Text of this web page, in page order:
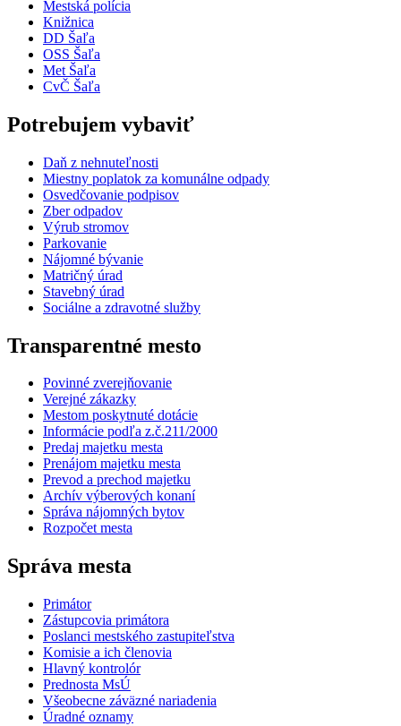
Mestská polícia
Knižnica
DD Šaľa
OSS Šaľa
Met Šaľa
CvČ Šaľa
Potrebujem vybaviť
Daň z nehnuteľnosti
Miestny poplatok za komunálne odpady
Osvedčovanie podpisov
Zber odpadov
Výrub stromov
Parkovanie
Nájomné bývanie
Matričný úrad
Stavebný úrad
Sociálne a zdravotné služby
Transparentné mesto
Povinné zverejňovanie
Verejné zákazky
Mestom poskytnuté dotácie
Informácie podľa z.č.211/2000
Predaj majetku mesta
Prenájom majetku mesta
Prevod a prechod majetku
Archív výberových konaní
Správa nájomných bytov
Rozpočet mesta
Správa mesta
Primátor
Zástupcovia primátora
Poslanci mestského zastupiteľstva
Komisie a ich členovia
Hlavný kontrolór
Prednosta MsÚ
Všeobecne záväzné nariadenia
Úradné oznamy